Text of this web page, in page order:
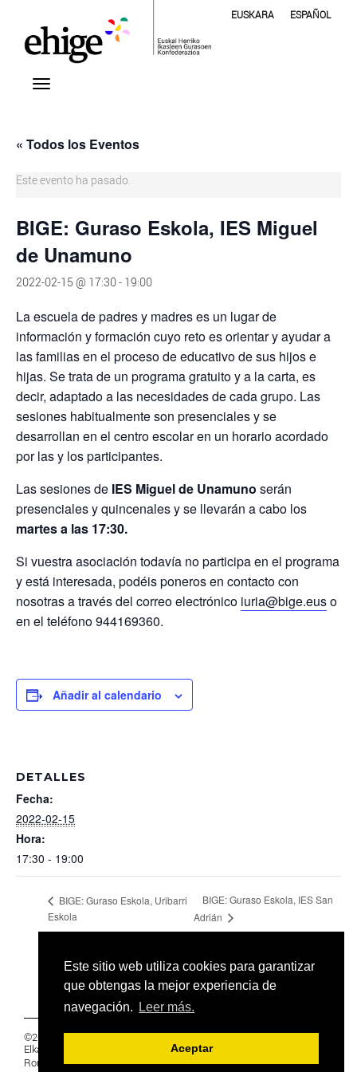
Este sitio web utiliza cookies para garantizar
que obtengas la mejor experiencia de
navegación.
Leer más.
Aceptar
EUSKARA ESPAÑOL
« Todos los Eventos
Este evento ha pasado.
BIGE: Guraso Eskola, IES Miguel
de Unamuno
2022-02-15 @ 17:30- 19:00
La escuela de padres y madres es un lugar de
información y formación cuyo reto es orientar y ayudar a
las familias en el proceso de educativo de sus hijos e
hijas. Se trata de un programa gratuito y a la carta, es
decir, adaptado a las necesidades de cada grupo. Las
sesiones habitualmente son presenciales y se
desarrollan en el centro escolar en un horario acordado
por las y los participantes.
Las sesiones de IES Miguel de Unamuno serán
presenciales y quincenales y se llevarán a cabo los
martes a las 17:30.
Si vuestra asociación todavía no participa en el programa
y está interesada, podéis poneros en contacto con
nosotras a través del correo electrónico iuria@bige.euso
en el teléfono 944169360.
Añadir al calendario
DETALLES
Fecha:
2022-02-15
Hora:
17:30 - 19:00
BIGE: Guraso Eskola, Uribarri
Eskola
BIGE: Guraso Eskola, IES San
Adrián
©2019 Euskal Herriko Ikasleen Gurasoen
Elkartea -
Ronda 27, 1 Ezk, 48005 Bilbao, Bizkaia